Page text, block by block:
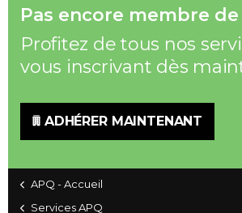
Pas encore membre de
Profitez de tous nos
vous inscrivant dès
ADHÉRER MAINTENANT
APQ - Accueil
Services APQ